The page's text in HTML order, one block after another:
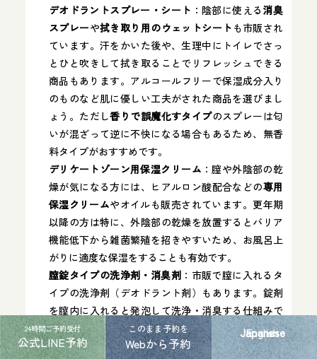
デオドラントスプレー・シート ：陰部に使える 消臭
スプレーや拭き取り用のウェットシート も市販され
ています。汗をかいた後や、生理中にトイレでさっ
とひと吹きして拭き取ることでリフレッシュできる
商品もあります​。アルコールフリーで保湿成分入り
のものなど肌に優しい工夫がされた商品を選びまし
ょう。ただし香りで誤魔化すタイプのスプレーは匂
いが混ざって逆に不快になる場合もあるため、無香
料タイプがおすすめです。
デリケートゾーン用保湿クリーム ：膣や外陰部の乾
燥が気になる方には、ヒアルロン酸配合などの専用
保湿クリームやオイルも販売されています​。更年期
以降の方は特に、外陰部の乾燥を放置するとバリア
機能低下から雑菌繁殖を招きやすいため​、お風呂上
がりに適度な保湿をすることも有効です。
膣錠タイプの洗浄剤・消臭剤 ：市販で膣に入れるタ
イプの洗浄剤（デオドラント剤）もあります。錠剤
を膣内に入れると発泡して洗浄・消臭する仕組みで
すが、使用頻度や使い方を誤ると膣内フローラを乱
す恐れがあります。基本的には医療機関で処方され
24時間ご予約受付
公式LINE予約
このまま予約を
Webから予約
English
Japanese